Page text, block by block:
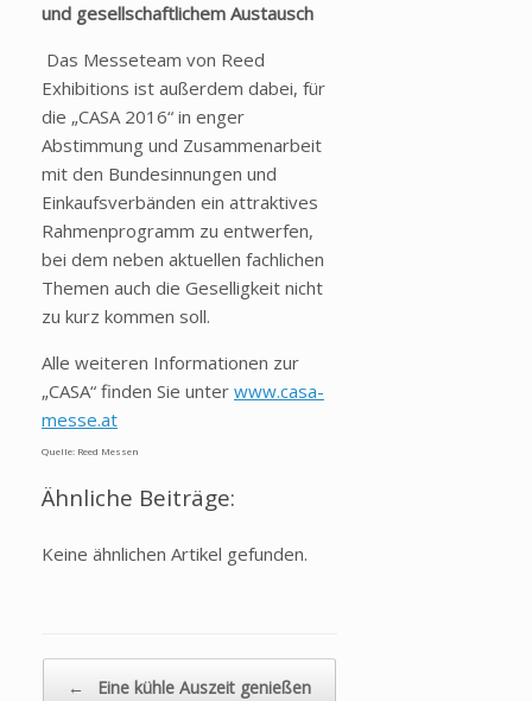
und gesellschaftlichem Austausch
Das Messeteam von Reed
Exhibitions ist außerdem dabei, für
die „CASA 2016“ in enger
Abstimmung und Zusammenarbeit
mit den Bundesinnungen und
Einkaufsverbänden ein attraktives
Rahmenprogramm zu entwerfen,
bei dem neben aktuellen fachlichen
Themen auch die Geselligkeit nicht
zu kurz kommen soll.
Alle weiteren Informationen zur
„CASA“ finden Sie unter www.casa-
messe.at
Quelle: Reed Messen
Ähnliche Beiträge:
Keine ähnlichen Artikel gefunden.
← Eine kühle Auszeit genießen